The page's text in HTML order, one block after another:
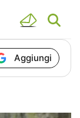
Aggiungi